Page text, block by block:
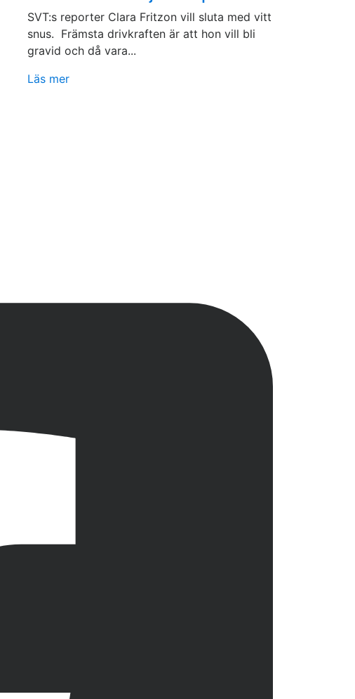
SVT:s reporter Clara Fritzon vill sluta med vitt
snus. Främsta drivkraften är att hon vill bli
gravid och då vara...
Läs mer